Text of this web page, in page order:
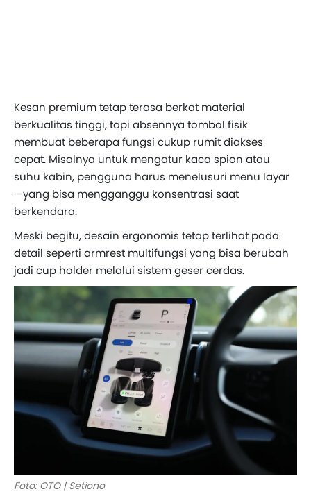
Kesan premium tetap terasa berkat material
berkualitas tinggi, tapi absennya tombol fisik
membuat beberapa fungsi cukup rumit diakses
cepat. Misalnya untuk mengatur kaca spion atau
suhu kabin, pengguna harus menelusuri menu layar
—yang bisa mengganggu konsentrasi saat
berkendara.
Meski begitu, desain ergonomis tetap terlihat pada
detail seperti armrest multifungsi yang bisa berubah
jadi cup holder melalui sistem geser cerdas.
Foto: OTO | Setiono